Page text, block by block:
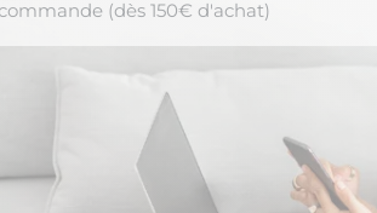
(dès 150€ d'achat)